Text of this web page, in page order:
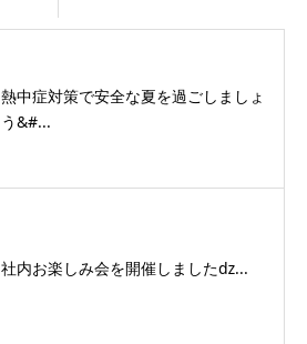
熱中症対策で安全な夏を過ごしましょ
う&#...
社内お楽しみ会を開催しましたǳ...